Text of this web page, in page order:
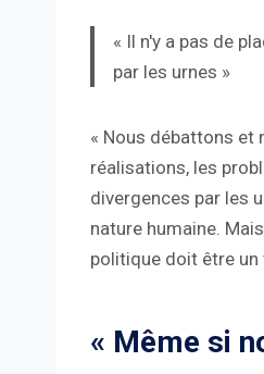
« Il n'y a pas de
par les urnes »
« Nous débattons et
réalisations, les
divergences par les
nature humaine.
politique doit être un
« Même si